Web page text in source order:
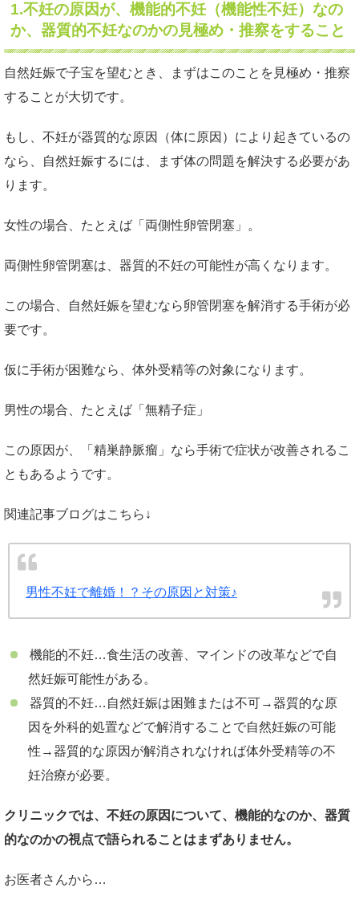
1.不妊の原因が、機能的不妊（機能性不妊）なの
か、器質的不妊なのかの見極め・推察をすること
自然妊娠で子宝を望むとき、まずはこのことを見極め・推察
することが大切です。
もし、不妊が器質的な原因（体に原因）により起きているの
なら、自然妊娠するには、まず体の問題を解決する必要があ
ります。
女性の場合、たとえば「両側性卵管閉塞」。
両側性卵管閉塞は、器質的不妊の可能性が高くなります。
この場合、自然妊娠を望むなら卵管閉塞を解消する手術が必
要です。
仮に手術が困難なら、体外受精等の対象になります。
男性の場合、たとえば「無精子症」
この原因が、「精巣静脈瘤」なら手術で症状が改善されるこ
ともあるようです。
関連記事ブログはこちら↓
男性不妊で離婚！？その原因と対策♪
機能的不妊…食生活の改善、マインドの改革などで自
然妊娠可能性がある。
器質的不妊…自然妊娠は困難または不可→器質的な原
因を外科的処置などで解消することで自然妊娠の可能
性→器質的な原因が解消されなければ体外受精等の不
妊治療が必要。
クリニックでは、不妊の原因について、機能的なのか、器質
的なのかの視点で語られることはまずありません。
お医者さんから…